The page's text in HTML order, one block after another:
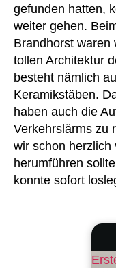
gefunden hatten,
weiter gehen.
Brandhorst waren
tollen Architektur
besteht nämlich
Keramikstäben.
haben auch die
Verkehrslärms zu
wir schon herzlich
herumführen
konnte sofort